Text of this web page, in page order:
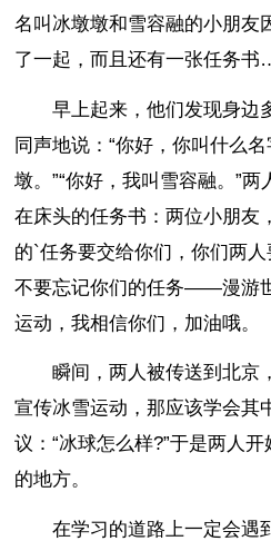
名叫冰墩墩和雪容融的小朋友
了一起，而且还有一张任务
早上起来，他们发现身边
同声地说：“你好，你叫什么
墩。”“你好，我叫雪容融。”
在床头的任务书：两位小朋友
的`任务要交给你们，你们两人
不要忘记你们的任务——漫游
运动，我相信你们，加油哦。
瞬间，两人被传送到北京
宣传冰雪运动，那应该学会其
议：“冰球怎么样?”于是两人
的地方。
在学习的道路上一定会遇